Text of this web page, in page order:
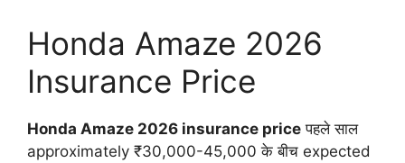
Honda Amaze 2026
Insurance Price
Honda Amaze 2026 insurance price पहले साल
approximately ₹30,000-45,000 के बीच expected